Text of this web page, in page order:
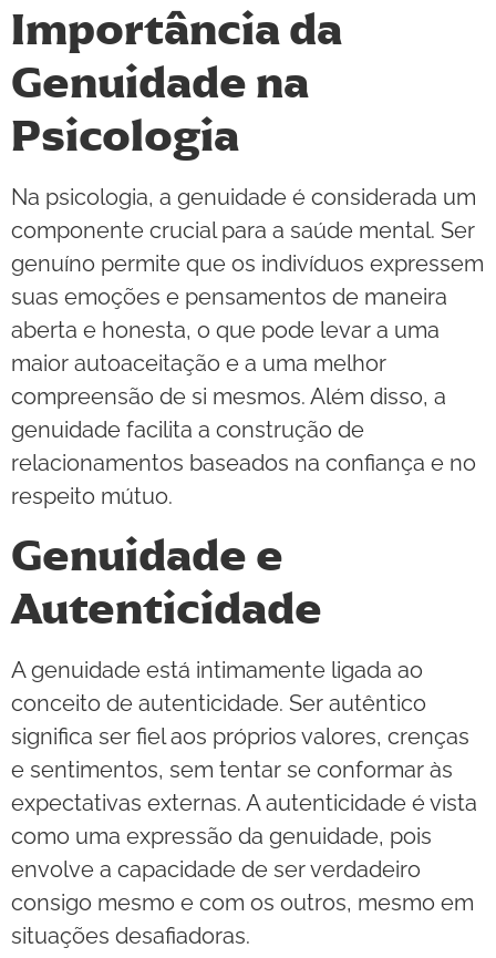
Importância da
Genuidade na
Psicologia
Na psicologia, a genuidade é considerada um
componente crucial para a saúde mental. Ser
genuíno permite que os indivíduos expressem
suas emoções e pensamentos de maneira
aberta e honesta, o que pode levar a uma
maior autoaceitação e a uma melhor
compreensão de si mesmos. Além disso, a
genuidade facilita a construção de
relacionamentos baseados na confiança e no
respeito mútuo.
Genuidade e
Autenticidade
A genuidade está intimamente ligada ao
conceito de autenticidade. Ser autêntico
significa ser fiel aos próprios valores, crenças
e sentimentos, sem tentar se conformar às
expectativas externas. A autenticidade é vista
como uma expressão da genuidade, pois
envolve a capacidade de ser verdadeiro
consigo mesmo e com os outros, mesmo em
situações desafiadoras.